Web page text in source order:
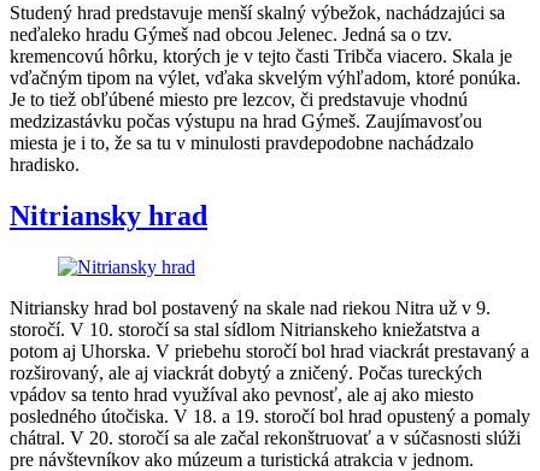
Studený hrad predstavuje menší skalný výbežok, nachádzajúci sa
neďaleko hradu Gýmeš nad obcou Jelenec. Jedná sa o tzv.
kremencovú hôrku, ktorých je v tejto časti Tribča viacero. Skala je
vďačným tipom na výlet, vďaka skvelým výhľadom, ktoré ponúka.
Je to tiež obľúbené miesto pre lezcov, či predstavuje vhodnú
medzizastávku počas výstupu na hrad Gýmeš. Zaujímavosťou
miesta je i to, že sa tu v minulosti pravdepodobne nachádzalo
hradisko.
Nitriansky hrad
Nitriansky hrad bol postavený na skale nad riekou Nitra už v 9.
storočí. V 10. storočí sa stal sídlom Nitrianskeho kniežatstva a
potom aj Uhorska. V priebehu storočí bol hrad viackrát prestavaný a
rozširovaný, ale aj viackrát dobytý a zničený. Počas tureckých
vpádov sa tento hrad využíval ako pevnosť, ale aj ako miesto
posledného útočiska. V 18. a 19. storočí bol hrad opustený a pomaly
chátral. V 20. storočí sa ale začal rekonštruovať a v súčasnosti slúži
pre návštevníkov ako múzeum a turistická atrakcia v jednom.